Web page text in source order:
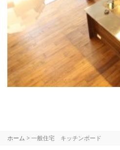
ホーム >一般住宅 キッチンボード